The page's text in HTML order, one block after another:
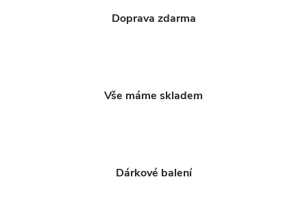
Doprava zdarma
Vše máme skladem
Dárkové balení